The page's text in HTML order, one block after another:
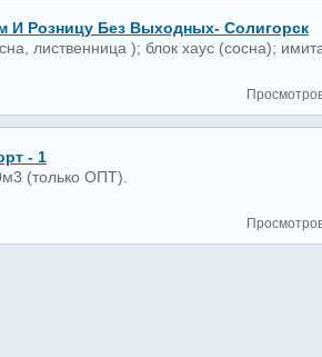
И Розницу Без Выходных- Солигорск
лиственница ); блок хаус (сосна);
- 1
(только ОПТ).